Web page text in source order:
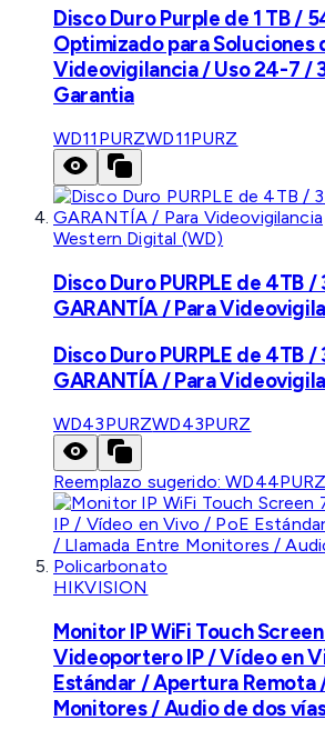
Disco Duro Purple de 1 TB /
Optimizado para Soluciones
Videovigilancia / Uso 24-7 /
Garantia
WD11PURZWD11PURZ
Western Digital (WD)
Disco Duro PURPLE de 4TB /
GARANTÍA / Para
Disco Duro PURPLE de 4TB /
GARANTÍA / Para
WD43PURZWD43PURZ
Reemplazo sugerido:WD44PURZ
HIKVISION
Monitor IP WiFi Touch
Videoportero IP / Vídeo en
Estándar / Apertura Remota
Monitores / Audio de dos